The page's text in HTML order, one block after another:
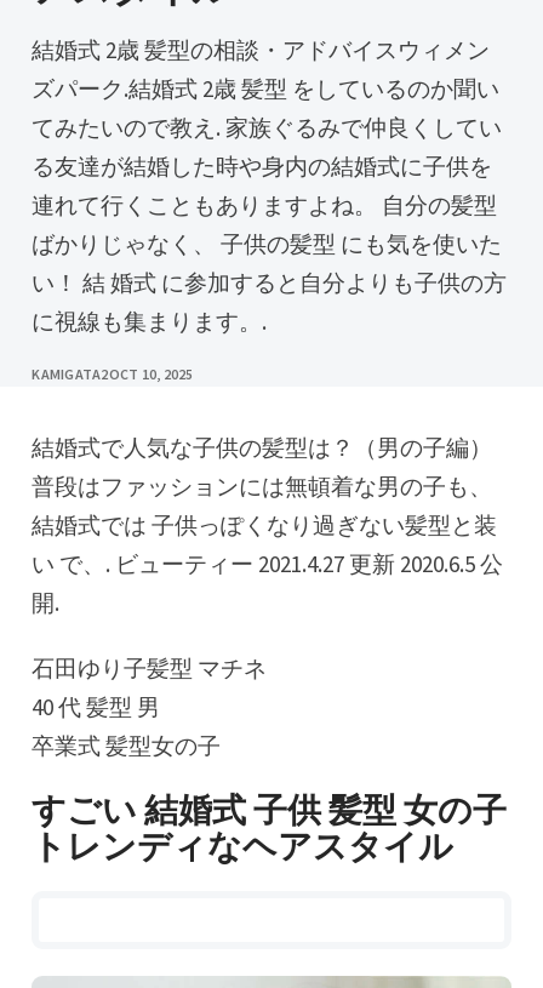
結婚式 2歳 髪型の相談・アドバイスウィメン
ズパーク.結婚式 2歳 髪型 をしているのか聞い
てみたいので教え. 家族ぐるみで仲良くしてい
る友達が結婚した時や身内の結婚式に子供を
連れて行くこともありますよね。 自分の髪型
ばかりじゃなく、 子供の髪型 にも気を使いた
い！ 結 婚式 に参加すると自分よりも子供の方
に視線も集まります。.
KAMIGATA2OCT 10, 2025
結婚式で人気な子供の髪型は？（男の子編）
普段はファッションには無頓着な男の子も、
結婚式では 子供っぽくなり過ぎない髪型と装
い で、. ビューティー 2021.4.27 更新 2020.6.5 公
開.
石田ゆり子髪型 マチネ
40 代 髪型 男
卒業式 髪型女の子
すごい 結婚式 子供 髪型 女の子
トレンディなヘアスタイル